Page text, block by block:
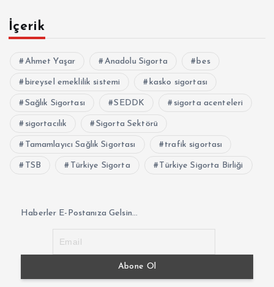
İçerik
Ahmet Yaşar Anadolu Sigorta bes
bireysel emeklilik sistemi kasko sigortası
Sağlık Sigortası SEDDK sigorta acenteleri
sigortacılık Sigorta Sektörü
Tamamlayıcı Sağlık Sigortası trafik sigortası
TSB Türkiye Sigorta Türkiye Sigorta Birliği
Haberler E-Postanıza Gelsin...